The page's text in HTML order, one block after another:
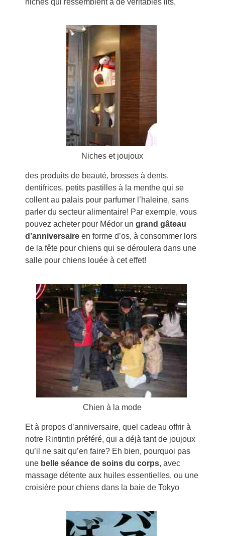
Niches et joujoux
des produits de beauté, brosses à dents,
dentifrices, petits pastilles à la menthe qui se
collent au palais pour parfumer l’haleine, sans
parler du secteur alimentaire! Par exemple, vous
pouvez acheter pour Médor ungrand gâteau
d’anniversaire en forme d’os, à consommer lors
de la fête pour chiens qui se déroulera dans une
salle pour chiens louée à cet effet!
Chien à la mode
Et à propos d’anniversaire, quel cadeau offrir à
notre Rintintin préféré, qui a déjà tant de joujoux
qu’il ne sait qu’en faire? Eh bien, pourquoi pas
une belle séance de soins du corps, avec
massage détente aux huiles essentielles, ou une
croisière pour chiens dans la baie de Tokyo